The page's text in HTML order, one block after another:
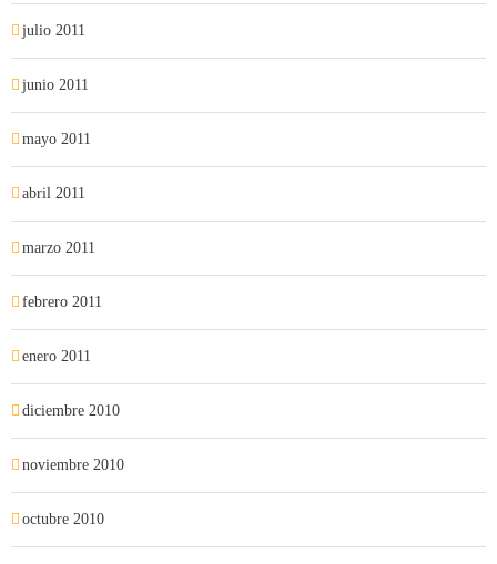
julio 2011
junio 2011
mayo 2011
abril 2011
marzo 2011
febrero 2011
enero 2011
diciembre 2010
noviembre 2010
octubre 2010